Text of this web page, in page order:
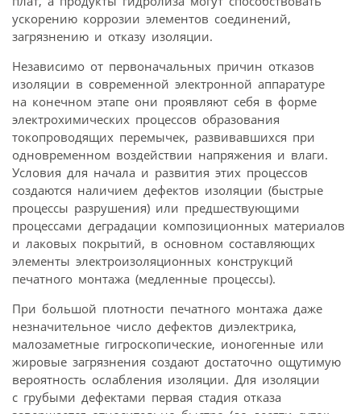
ускорению коррозии элементов соединений,
загрязнению и отказу изоляции.
Независимо от первоначальных причин отказов
изоляции в современной электронной аппаратуре
на конечном этапе они проявляют себя в форме
электрохимических процессов образования
токопроводящих перемычек, развивавшихся при
одновременном воздействии напряжения и влаги.
Условия для начала и развития этих процессов
создаются наличием дефектов изоляции (быстрые
процессы разрушения) или предшествующими
процессами деградации композиционных материалов
и лаковых покрытий, в основном составляющих
элементы электроизоляционных конструкций
печатного монтажа (медленные процессы).
При большой плотности печатного монтажа даже
незначительное число дефектов диэлектрика,
малозаметные гигроскопические, ионогенные или
жировые загрязнения создают достаточно ощутимую
вероятность ослабления изоляции. Для изоляции
с грубыми дефектами первая стадия отказа